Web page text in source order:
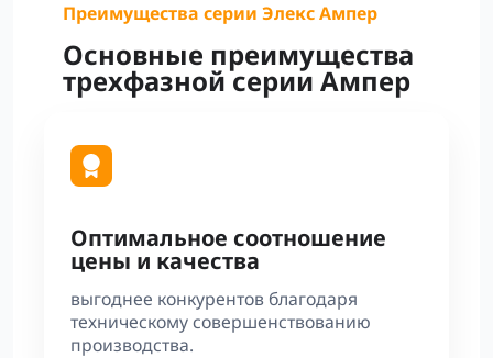
Преимущества серии Элекс Ампер
Основные преимущества
трехфазной серии Ампер
Оптимальное соотношение
цены и качества
выгоднее конкурентов благодаря
техническому совершенствованию
производства.